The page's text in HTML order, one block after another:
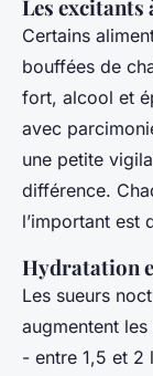
Les
Certains
bouffées de
fort, alcool et
avec
une petite
différence.
l’important est
Hydratation
Les sueurs
augmentent
- entre 1,5 et 2